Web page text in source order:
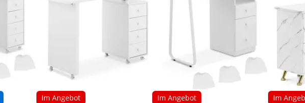
Im Angebot Im Angebot Im